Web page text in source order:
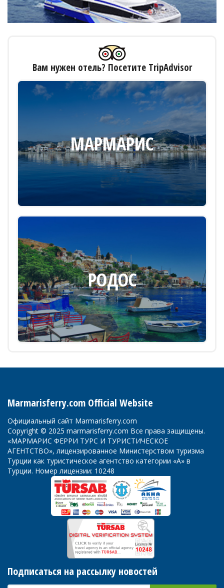
Вам нужен отель? Посетите TripAdvisor
МАРМАРИС
РОДОС
Marmarisferry.com Official Website
Официальный сайт Marmarisferry.com
Copyright © 2025 marmarisferry.com Все права защищены.
«МАРМАРИС ФЕРРИ ТУРС И ТУРИСТИЧЕСКОЕ
АГЕНТСТВО», лицензированное Министерством туризма
Турции как туристическое агентство категории «А» в
Турции. Номер лицензии: 10248
Подписаться на рассылку новостей